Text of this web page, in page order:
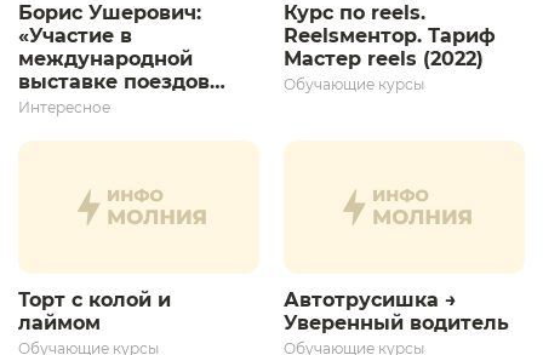
Борис Ушерович:
«Участие в
международной
выставке поездов
дает толчок для
развития»
Интересное
Курс по reels.
Reelsментор. Тариф
Мастер reels (2022)
Обучающие курсы
Торт с колой и
лаймом
Обучающие курсы
Автотрусишка →
Уверенный водитель​
Обучающие курсы